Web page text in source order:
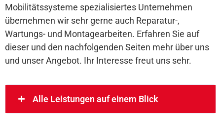
Mobilitätssysteme spezialisiertes Unternehmen
übernehmen wir sehr gerne auch Reparatur-,
Wartungs- und Montagearbeiten. Erfahren Sie auf
dieser und den nachfolgenden Seiten mehr über uns
und unser Angebot. Ihr Interesse freut uns sehr.
Alle Leistungen auf einem Blick